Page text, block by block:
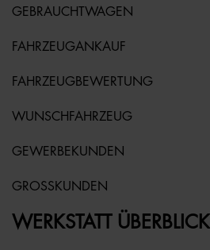
GEBRAUCHTWAGEN
FAHRZEUGANKAUF
FAHRZEUGBEWERTUNG
WUNSCHFAHRZEUG
GEWERBEKUNDEN
GROSSKUNDEN
WERKSTATT ÜBERBLICK